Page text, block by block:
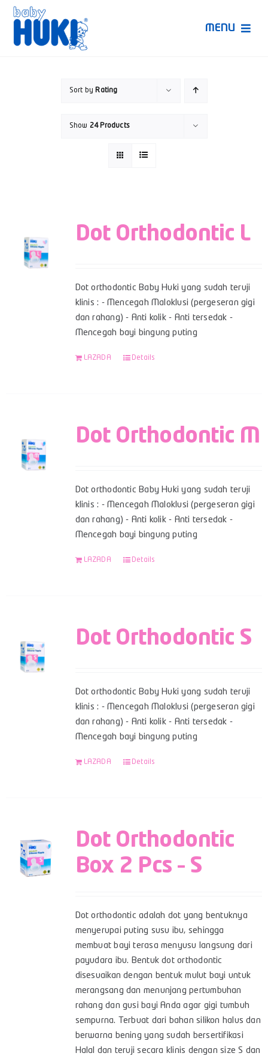
Skip
content
MENU
Sort by Rating
Show 24 Products
Dot Orthodontic L
Dot orthodontic Baby Huki yang sudah teruji
klinis : - Mencegah Maloklusi (pergeseran gigi
dan rahang) - Anti kolik - Anti tersedak -
Mencegah bayi bingung puting
LAZADA Details
Dot Orthodontic M
Dot orthodontic Baby Huki yang sudah teruji
klinis : - Mencegah Maloklusi (pergeseran gigi
dan rahang) - Anti kolik - Anti tersedak -
Mencegah bayi bingung puting
LAZADA Details
Dot Orthodontic S
Dot orthodontic Baby Huki yang sudah teruji
klinis : - Mencegah Maloklusi (pergeseran gigi
dan rahang) - Anti kolik - Anti tersedak -
Mencegah bayi bingung puting
LAZADA Details
Dot Orthodontic
Box 2 Pcs – S
Dot orthodontic adalah dot yang bentuknya
menyerupai puting susu ibu, sehingga
membuat bayi terasa menyusu langsung dari
payudara ibu. Bentuk dot orthodontic
disesuaikan dengan bentuk mulut bayi untuk
merangsang dan menunjang pertumbuhan
rahang dan gusi bayi Anda agar gigi tumbuh
sempurna. Terbuat dari bahan silikon halus dan
berwarna bening yang sudah bersertifikasi
Halal dan teruji secara klinis dengan size S dan